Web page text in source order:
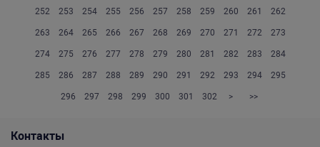
252 253 254 255 256 257 258 259 260 261 262
263 264 265 266 267 268 269 270 271 272 273
274 275 276 277 278 279 280 281 282 283 284
285 286 287 288 289 290 291 292 293 294 295
296 297 298 299 300 301 302 > >>
Контакты